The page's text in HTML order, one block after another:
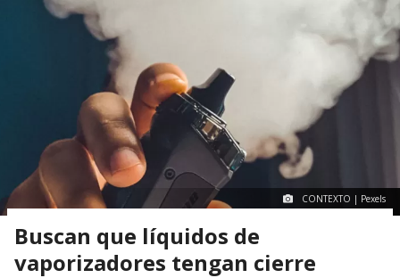
CONTEXTO | Pexels
Buscan que líquidos de
vaporizadores tengan cierre